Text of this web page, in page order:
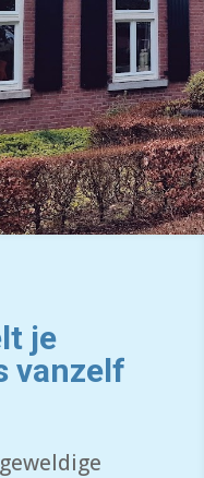
je
vanzelf